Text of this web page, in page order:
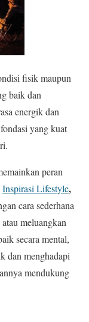
fisik maupun
baik dan
energik dan
yang kuat
peran
Inspirasi Lifestyle,
cara sederhana
meluangkan
secara mental,
dan menghadapi
mendukung